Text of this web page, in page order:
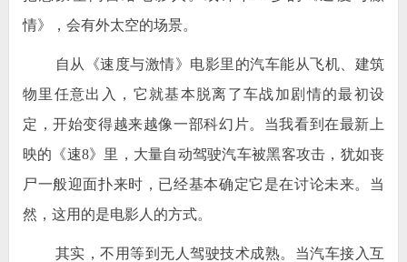
情》，会有外太空的场景。
自从《速度与激情》电影里的汽车能从飞机、建筑
物里任意出入，它就基本脱离了车战加剧情的最初设
定，开始变得越来越像一部科幻片。当我看到在最新上
映的《速8》里，大量自动驾驶汽车被黑客攻击，犹如丧
尸一般迎面扑来时，已经基本确定它是在讨论未来。当
然，这用的是电影人的方式。
其实，不用等到无人驾驶技术成熟。当汽车接入互